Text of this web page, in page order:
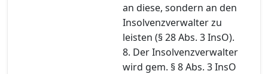
an diese, sondern an den
Insolvenzverwalter zu
leisten (§ 28 Abs. 3 InsO).
8. Der Insolvenzverwalter
wird gem. § 8 Abs. 3 InsO